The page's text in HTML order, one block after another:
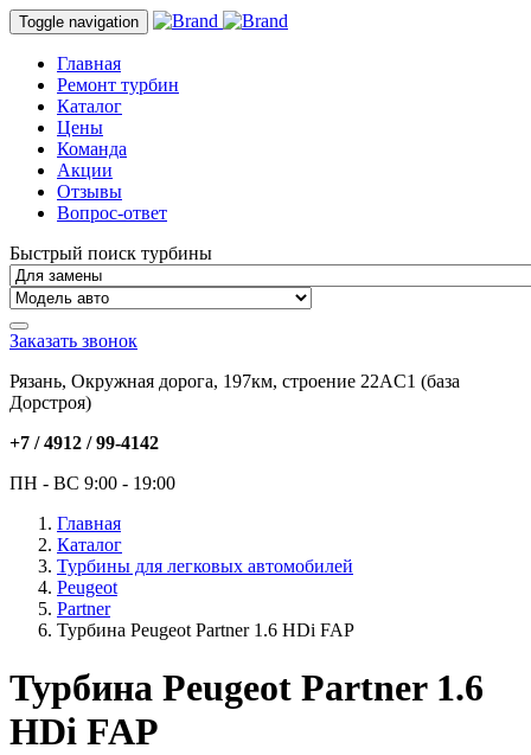
Toggle navigation
Главная
Ремонт турбин
Каталог
Цены
Команда
Акции
Отзывы
Вопрос-ответ
Быстрый поиск турбины
Заказать звонок
Рязань, Окружная дорога, 197км, строение 22АC1 (база
Дорстроя)
+7 / 4912 /99-4142
ПН - ВС 9:00 - 19:00
Главная
Каталог
Турбины для легковых автомобилей
Peugeot
Partner
Турбина Peugeot Partner 1.6 HDi FAP
Турбина Peugeot Partner 1.6
HDi FAP